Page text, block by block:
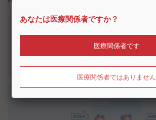
あなたは医療関係者ですか？
医療関係者です
医療関係者ではありません